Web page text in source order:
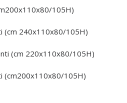
105H)
(cm 240x110x80/105H)
(cm 220x110x80/105H)
(cm200x110x80/105H)